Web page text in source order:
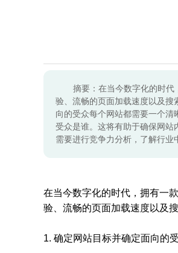
摘要：在当今数字化的时
验、流畅的页面加载速度以及
向的受众每个网站都需要一个
受众是谁。这将有助于确保网站
需要进行竞争力分析，了解行业
在当今数字化的时代，拥有一
验、流畅的页面加载速度以及
1. 确定网站目标并确定面向的